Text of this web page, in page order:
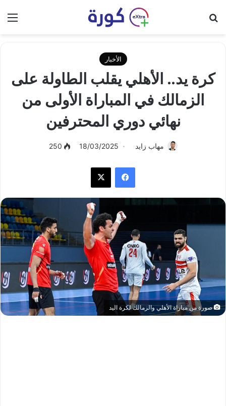
الأخبار
كرة يد.. الأهلي يقلب الطاولة على
الزمالك في المباراة الأولى من
نهائي دوري المحترفين
مهاب زايد 18/03/2025
250
فيسبوك
صورة من مباراة الأهلي والزمالك لكرة اليد